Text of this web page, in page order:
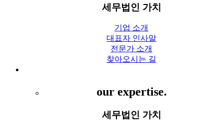
세무법인 가치
기업 소개
대표자 인사말
전문가 소개
찾아오시는 길
our expertise.
세무법인 가치